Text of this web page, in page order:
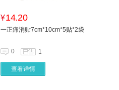
¥14.20
一正痛消贴7cm*10cm*5贴*2袋
0 1
查看详情